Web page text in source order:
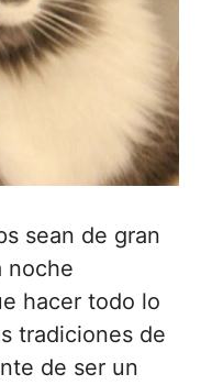
sean de gran
noche
hacer todo lo
tradiciones de
de ser un